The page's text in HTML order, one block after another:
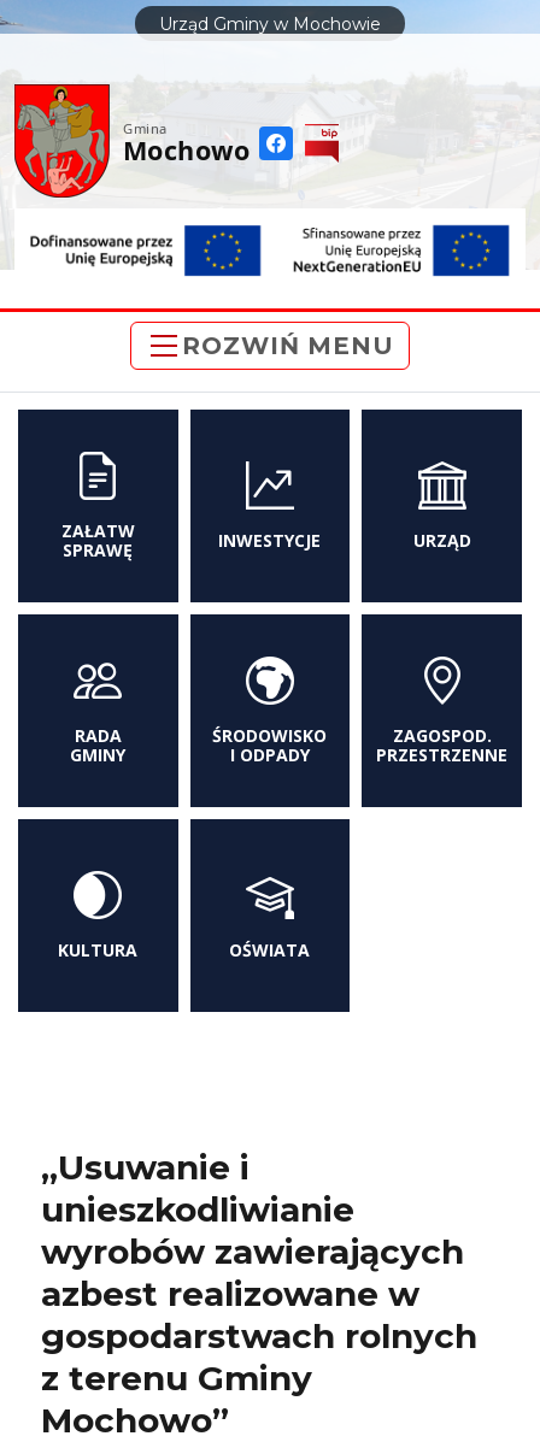
treści
Urząd Gminy w Mochowie
Gmina
Mochowo
ROZWIŃ MENU
ZAŁATW
SPRAWĘ
INWESTYCJE URZĄD
RADA
GMINY
ŚRODOWISKO
I ODPADY
ZAGOSPOD.
PRZESTRZENNE
KULTURA OŚWIATA
„Usuwanie i
unieszkodliwianie
wyrobów zawierających
azbest realizowane w
gospodarstwach rolnych
z terenu Gminy
Mochowo”